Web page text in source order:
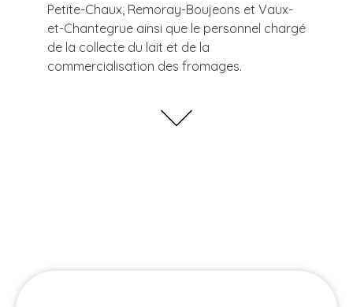
Petite-Chaux, Remoray-Boujeons et Vaux-
et-Chantegrue ainsi que le personnel chargé
de la collecte du lait et de la
commercialisation des fromages.